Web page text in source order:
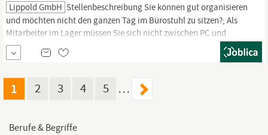
Lippold GmbH Stellenbeschreibung Sie können gut organisieren
und möchten nicht den ganzen Tag im Bürostuhl zu sitzen?; Als
Mitarbeiter im Lager müssen Sie sich nicht zwischen PC und
Gabelstapler entscheiden. Hier kommt es auf das Zusammenspiel
an, um den Warenein und -ausgang im Lager optimal zu
nach Empfang auf...
1 2 3 4 5 …
Berufe & Begriffe